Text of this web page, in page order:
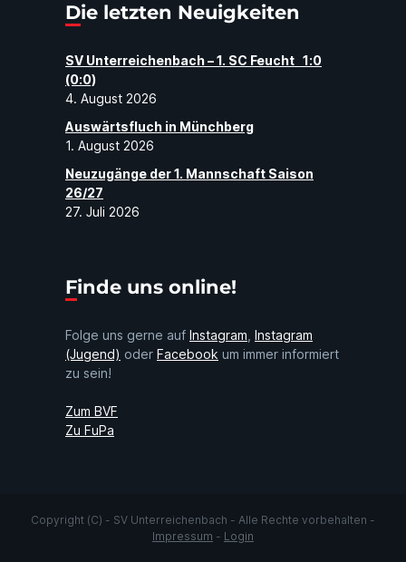
Die letzten Neuigkeiten
SV Unterreichenbach – 1. SC Feucht 1:0
(0:0)
4. August 2026
Auswärtsfluch in Münchberg
1. August 2026
Neuzugänge der 1. Mannschaft Saison
26/27
27. Juli 2026
Finde uns online!
Folge uns gerne auf Instagram, Instagram
(Jugend) oder Facebook um immer informiert
zu sein!
Zum BVF
Zu FuPa
Copyright (C) - SV Unterreichenbach - Alle Rechte vorbehalten -
Impressum - Login